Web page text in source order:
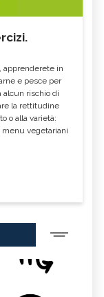
apprenderete in
e pesce per
alcun rischio di
la rettitudine
o alla varietà:
menu vegetariani